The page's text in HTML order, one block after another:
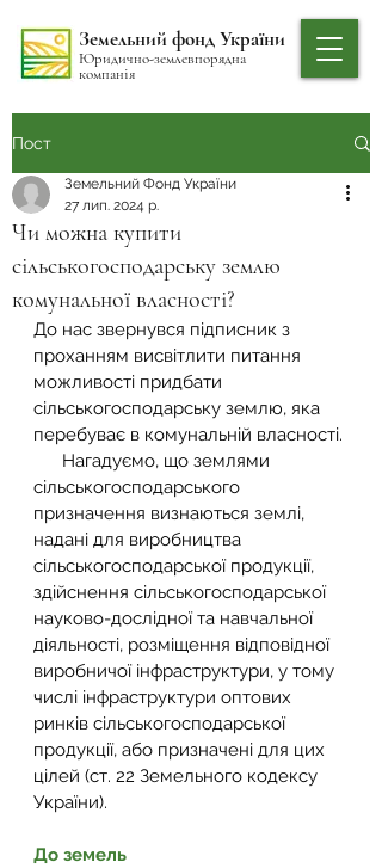
Земельний фонд України
Юридично-землевпорядна
компанія
Пост
Чи можна купити
сільськогосподарську землю
комунальної власності?
Земельний Фонд України
27 лип. 2024 р.
До нас звернувся підписник з
проханням висвітлити питання
можливості придбати
сільськогосподарську землю, яка
перебуває в комунальній власності.
Нагадуємо, що землями
сільськогосподарського
призначення визнаються землі,
надані для виробництва
сільськогосподарської продукції,
здійснення сільськогосподарської
науково-дослідної та навчальної
діяльності, розміщення відповідної
виробничої інфраструктури, у тому
числі інфраструктури оптових
ринків сільськогосподарської
продукції, або призначені для цих
цілей (ст. 22 Земельного кодексу
України).
До земель